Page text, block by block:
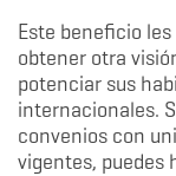
Este beneficio
obtener otra
potenciar sus
internacionales.
convenios con
vigentes, puedes